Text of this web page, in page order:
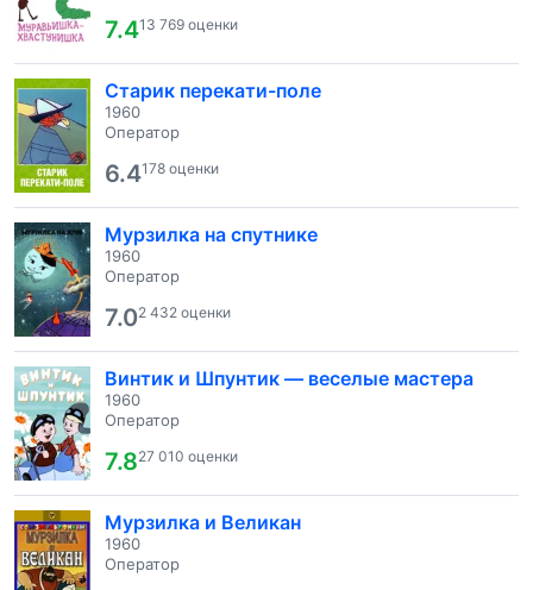
7.413 769 оценки
Старик перекати-поле
1960
Оператор
6.4178 оценки
Мурзилка на спутнике
1960
Оператор
7.02 432 оценки
Винтик и Шпунтик — веселые мастера
1960
Оператор
7.827 010 оценки
Мурзилка и Великан
1960
Оператор